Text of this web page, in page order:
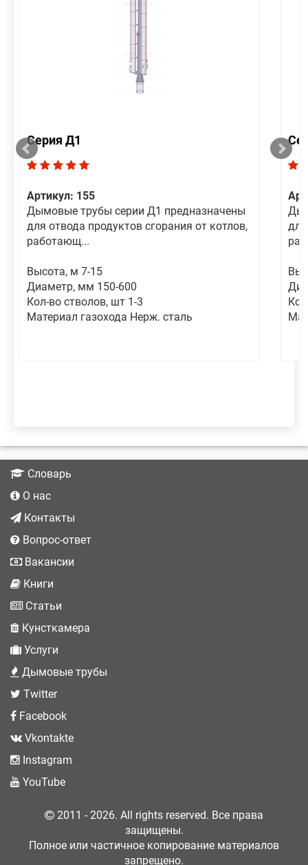
Серия Д1
Артикул: 155
Дымовые трубы серии Д1 предназначены
для отвода продуктов сгорания от котлов,
работающ...
Высота, м 7-15
Диаметр, мм 150-600
Кол-во стволов, шт 1-3
Материал газохода Нерж. сталь
Словарь
О нас
Контакты
Вопрос-ответ
Вакансии
Книги
Статьи
Кунсткамера
Услуги
Дымовые трубы
Twitter
Facebook
Vkontakte
Instagram
YouTube
2011 - 2026. All rights reserved. Все права
защищены.
Полное или частичное копирование материалов
запрещено.